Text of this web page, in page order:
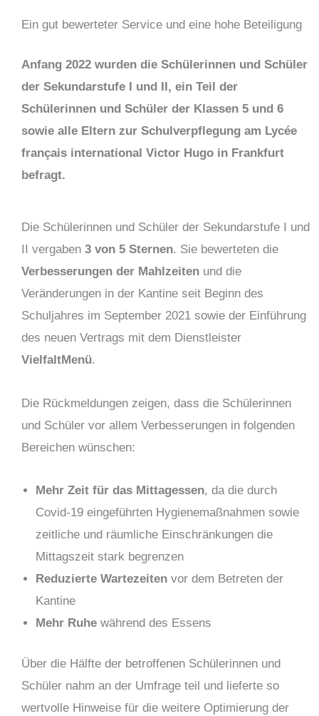
Ein gut bewerteter Service und eine hohe Beteiligung
Anfang 2022 wurden die Schülerinnen und Schüler
der Sekundarstufe I und II, ein Teil der
Schülerinnen und Schüler der Klassen 5 und 6
sowie alle Eltern zur Schulverpflegung am Lycée
français international Victor Hugo in Frankfurt
befragt.
Die Schülerinnen und Schüler der Sekundarstufe I und
II vergaben 3 von 5 Sternen. Sie bewerteten die
Verbesserungen der Mahlzeiten und die
Veränderungen in der Kantine seit Beginn des
Schuljahres im September 2021 sowie der Einführung
des neuen Vertrags mit dem Dienstleister
VielfaltMenü.
Die Rückmeldungen zeigen, dass die Schülerinnen
und Schüler vor allem Verbesserungen in folgenden
Bereichen wünschen:
Mehr Zeit für das Mittagessen, da die durch
Covid-19 eingeführten Hygienemaßnahmen sowie
zeitliche und räumliche Einschränkungen die
Mittagszeit stark begrenzen
Reduzierte Wartezeiten vor dem Betreten der
Kantine
Mehr Ruhe während des Essens
Über die Hälfte der betroffenen Schülerinnen und
Schüler nahm an der Umfrage teil und lieferte so
wertvolle Hinweise für die weitere Optimierung der